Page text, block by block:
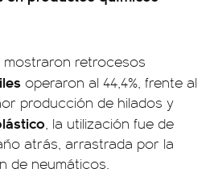
retrocesos
operaron al 44,4%, frente al
producción de hilados y
, la utilización fue de
atrás, arrastrada por la
de neumáticos.